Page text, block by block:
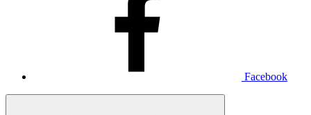
Facebook